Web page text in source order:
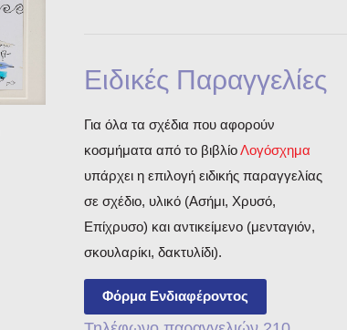
Ειδικές Παραγγελίες
Για όλα τα σχέδια που αφορούν
κοσμήματα από το βιβλίοΛογόσχημα
υπάρχει η επιλογή ειδικής παραγγελίας
σε σχέδιο, υλικό (Ασήμι, Χρυσό,
Επίχρυσο) και αντικείμενο (μενταγιόν,
σκουλαρίκι, δακτυλίδι).
Φόρμα Ενδιαφέροντος